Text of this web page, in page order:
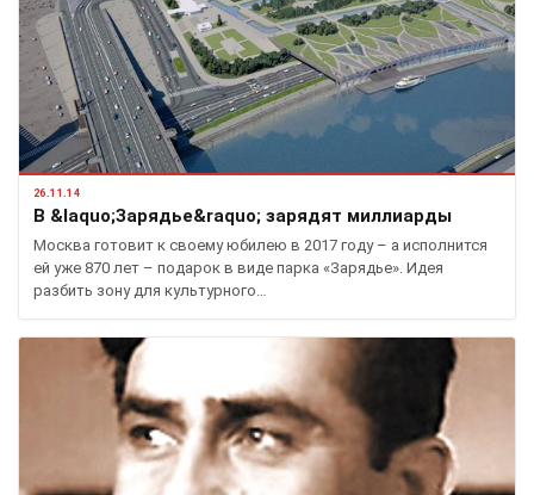
26.11.14
В &laquo;Зарядье&raquo; зарядят миллиарды
Москва готовит к своему юбилею в 2017 году – а исполнится
ей уже 870 лет – подарок в виде парка «Зарядье». Идея
разбить зону для культурного…